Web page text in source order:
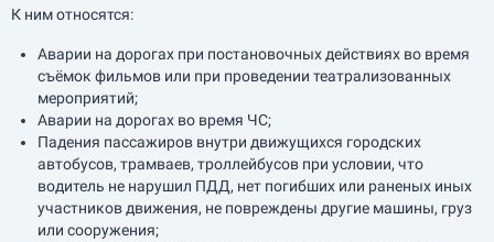
К ним относятся:
Аварии на дорогах при постановочных действиях во время
съёмок фильмов или при проведении театрализованных
мероприятий;
Аварии на дорогах во время ЧС;
Падения пассажиров внутри движущихся городских
автобусов, трамваев, троллейбусов при условии, что
водитель не нарушил ПДД, нет погибших или раненых иных
участников движения, не повреждены другие машины, груз
или сооружения;